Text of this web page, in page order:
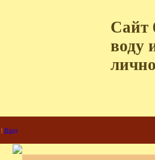
Сайт
воду
| Вход